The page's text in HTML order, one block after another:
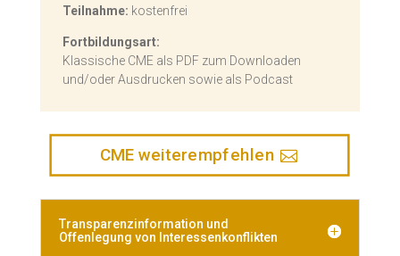
Teilnahme: kostenfrei
Fortbildungsart:
Klassische CME als PDF zum Downloaden
und/oder Ausdrucken sowie als Podcast
CME weiterempfehlen
Transparenzinformation und
Offenlegung von Interessenkonflikten